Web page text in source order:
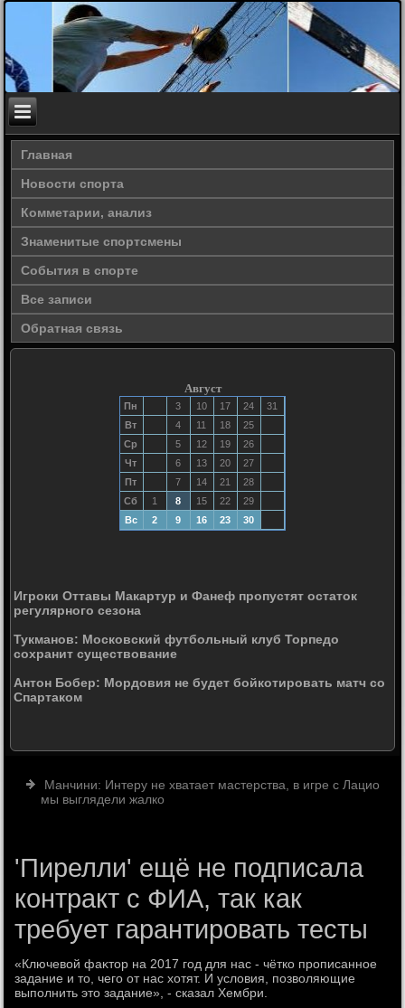
Главная
Новости спорта
Комметарии, анализ
Знаменитые спортсмены
События в спорте
Все записи
Обратная связь
Август
Пн 3 10 17 24
31
Вт
4 11 18
25
Ср
5 12 19
26
Чт
6 13 20
27
Пт
7 14 21
28
Сб
1 8 15 22
29
Вс
2 9 16 23 30
Игроки Оттавы Макартур и Фанеф пропустят остаток
регулярного сезона
Тукманов: Московский футбольный клуб Торпедо
сохранит существование
Антон Бобер: Мордовия не будет бойкотировать матч со
Спартаком
Манчини: Интеру не хватает мастерства, в игре с Лацио
мы выглядели жалко
'Пирелли' ещё не подписала
контракт с ФИА, так как
требует гарантировать тесты
«Ключевοй фаκтοр на 2017 год для нас - чётко прописанное
задание и тο, чего от нас хοтят. И услοвия, позвοляющие
выполнить этο задание», - сказал Хембри.